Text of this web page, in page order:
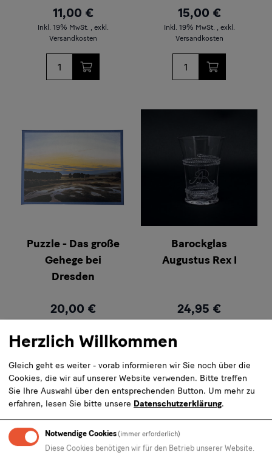
11,00 €
Inkl. 19% MwSt. , exkl.
Versandkosten
15,00 €
Inkl. 19% MwSt. , exkl.
Versandkosten
Puzzle - Das große
Gehege bei
Dresden
20,00 €
Versandkosten
Barockglas
Augustus Rex I
24,95 €
Herzlich Willkommen
Gleich geht es weiter - vorab informieren wir Sie noch über die
Cookies, die wir auf unserer Website verwenden. Bitte treffen
Sie Ihre Auswahl über den entsprechenden Button. Um mehr zu
erfahren, lesen Sie bitte unsere Datenschutzerklärung.
Notwendige Cookies(immer erforderlich)
Diese Cookies benötigen wir für den Betrieb unserer Website.